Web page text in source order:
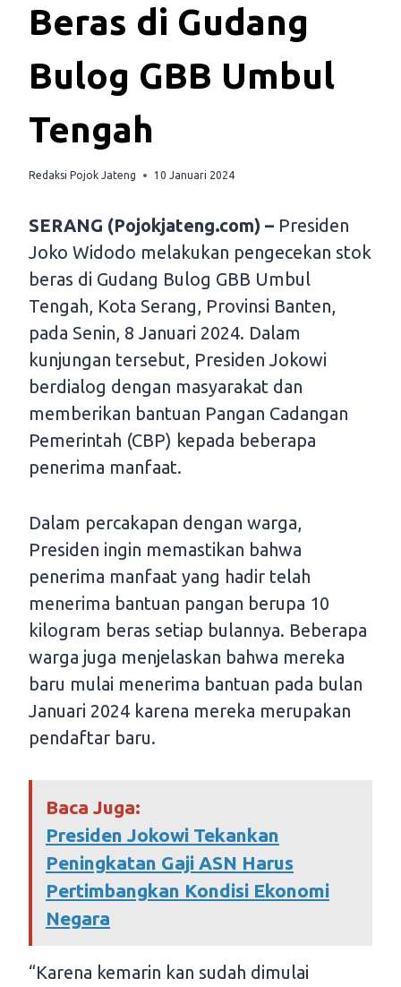
Beras di Gudang
Bulog GBB Umbul
Tengah
Redaksi Pojok Jateng 10 Januari 2024
SERANG (Pojokjateng.com) – Presiden
Joko Widodo melakukan pengecekan stok
beras di Gudang Bulog GBB Umbul
Tengah, Kota Serang, Provinsi Banten,
pada Senin, 8 Januari 2024. Dalam
kunjungan tersebut, Presiden Jokowi
berdialog dengan masyarakat dan
memberikan bantuan Pangan Cadangan
Pemerintah (CBP) kepada beberapa
penerima manfaat.
Dalam percakapan dengan warga,
Presiden ingin memastikan bahwa
penerima manfaat yang hadir telah
menerima bantuan pangan berupa 10
kilogram beras setiap bulannya. Beberapa
warga juga menjelaskan bahwa mereka
baru mulai menerima bantuan pada bulan
Januari 2024 karena mereka merupakan
pendaftar baru.
Baca Juga:
Presiden Jokowi Tekankan
Peningkatan Gaji ASN Harus
Pertimbangkan Kondisi Ekonomi
Negara
“Karena kemarin kan sudah dimulai